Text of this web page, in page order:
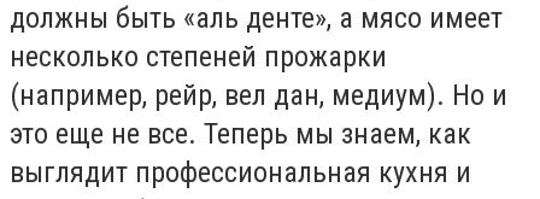
должны быть «аль денте», а мясо имеет
несколько степеней прожарки
(например, рейр, вел дан, медиум). Но и
это еще не все. Теперь мы знаем, как
выглядит профессиональная кухня и